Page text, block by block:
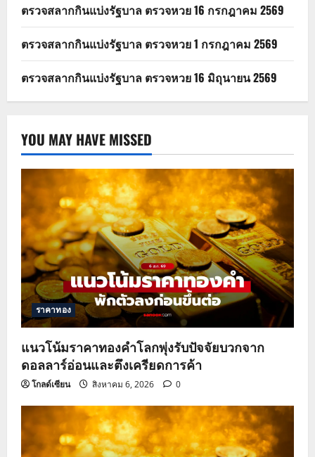
ตรวจสลากกินแบ่งรัฐบาล ตรวจหวย 16 กรกฎาคม 2569
ตรวจสลากกินแบ่งรัฐบาล ตรวจหวย 1 กรกฎาคม 2569
ตรวจสลากกินแบ่งรัฐบาล ตรวจหวย 16 มิถุนายน 2569
YOU MAY HAVE MISSED
ราคาทอง
แนวโน้มราคาทองคำโลกพุ่งรับปัจจัยบวกจาก
ดอลลาร์อ่อนและตึงเครียดการค้า
โกลด์เซียน สิงหาคม 6, 2026 0